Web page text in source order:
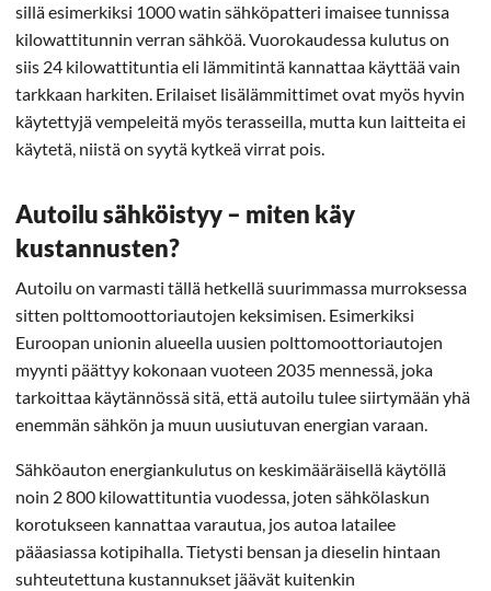
sillä esimerkiksi 1000 watin sähköpatteri imaisee tunnissa
kilowattitunnin verran sähköä. Vuorokaudessa kulutus on
siis 24 kilowattituntia eli lämmitintä kannattaa käyttää vain
tarkkaan harkiten. Erilaiset lisälämmittimet ovat myös hyvin
käytettyjä vempeleitä myös terasseilla, mutta kun laitteita ei
käytetä, niistä on syytä kytkeä virrat pois.
Autoilu sähköistyy – miten käy
kustannusten?
Autoilu on varmasti tällä hetkellä suurimmassa murroksessa
sitten polttomoottoriautojen keksimisen. Esimerkiksi
Euroopan unionin alueella uusien polttomoottoriautojen
myynti päättyy kokonaan vuoteen 2035 mennessä, joka
tarkoittaa käytännössä sitä, että autoilu tulee siirtymään yhä
enemmän sähkön ja muun uusiutuvan energian varaan.
Sähköauton energiankulutus on keskimääräisellä käytöllä
noin 2 800 kilowattituntia vuodessa, joten sähkölaskun
korotukseen kannattaa varautua, jos autoa latailee
pääasiassa kotipihalla. Tietysti bensan ja dieselin hintaan
suhteutettuna kustannukset jäävät kuitenkin